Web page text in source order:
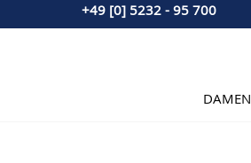
+49 [0] 5232 - 95 700
DAMEN